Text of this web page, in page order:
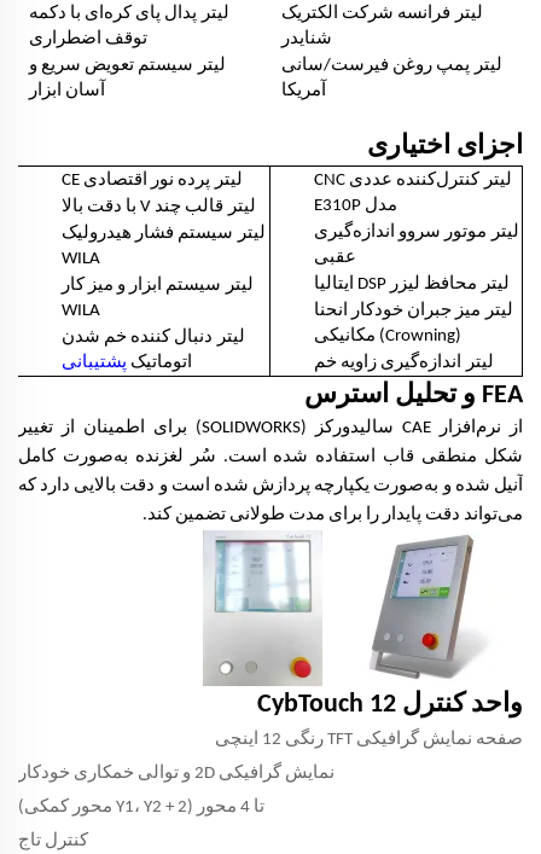
لیتر فرانسه شرکت الکتریک
شنایدر
لیتر پدال پای کره‌ای با دکمه
توقف اضطراری
لیتر پمپ روغن فیرست/سانی
آمریکا
لیتر سیستم تعویض سریع و
آسان ابزار
اجزای اختیاری
لیتر
کنترل‌کننده عددی CNC
مدل E310P
لیتر موتور سروو اندازه‌گیری
عقبی
لیتر محافظ لیزر DSP ایتالیا
لیتر میز جبران خودکار انحنا
(Crowning) مکانیکی
لیتر اندازه‌گیری زاویه خم
لیتر پرده نور اقتصادی CE
لیتر قالب چند V با دقت بالا
لیتر سیستم فشار هیدرولیک
WILA
لیتر سیستم ابزار و میز کار
WILA
لیتر دنبال کننده خم شدن
اتوماتیک پشتیبانی
FEA و تحلیل استرس
از نرم‌افزار CAE سالیدورکز (SOLIDWORKS) برای اطمینان از تغییر
شکل منطقی قاب استفاده شده است. سُر لغزنده به‌صورت کامل
آنیل شده و به‌صورت یکپارچه پردازش شده است و دقت بالایی دارد که
می‌تواند دقت پایدار را برای مدت طولانی تضمین کند.
واحد کنترل CybTouch 12
صفحه نمایش گرافیکی TFT رنگی 12 اینچی
نمایش گرافیکی 2D و توالی خمکاری خودکار
تا 4 محور (Y1، Y2 + 2 محور کمکی)
کنترل تاج